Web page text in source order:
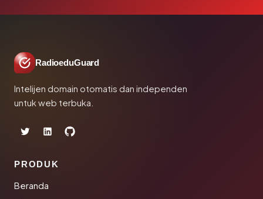
RadioeduGuard
Intelijen domain otomatis dan independen
untuk web terbuka.
PRODUK
Beranda